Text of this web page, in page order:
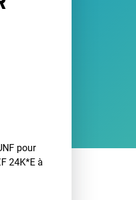
pour
24K*E à